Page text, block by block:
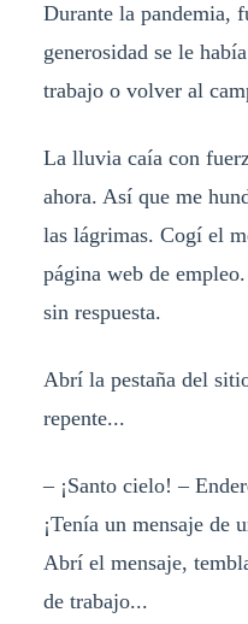
Durante la pandemia,
generosidad se le
trabajo o volver al
La lluvia caía con
ahora. Así que me
las lágrimas. Cogí el
página web de
sin respuesta.
Abrí la pestaña del
repente...
– ¡Santo cielo! –
¡Tenía un mensaje de
Abrí el mensaje,
de trabajo...